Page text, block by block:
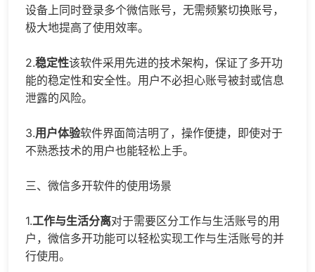
设备上同时登录多个微信账号，无需频繁切换账号，
极大地提高了使用效率。
2.稳定性该软件采用先进的技术架构，保证了多开功
能的稳定性和安全性。用户不必担心账号被封或信息
泄露的风险。
3.用户体验软件界面简洁明了，操作便捷，即使对于
不熟悉技术的用户也能轻松上手。
三、微信多开软件的使用场景
1.工作与生活分离对于需要区分工作与生活账号的用
户，微信多开功能可以轻松实现工作与生活账号的并
行使用。